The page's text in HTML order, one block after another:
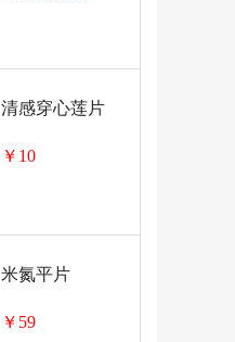
清感穿心莲片
￥10
米氮平片
￥59